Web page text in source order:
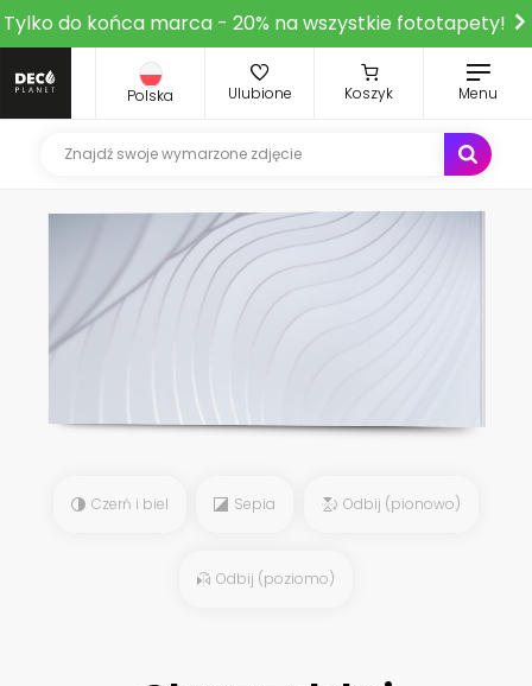
Tylko do końca marca - 20% na wszystkie fototapety!
Polska Ulubione Koszyk Menu
Czerń i biel Sepia Odbij (pionowo)
Odbij (poziomo)